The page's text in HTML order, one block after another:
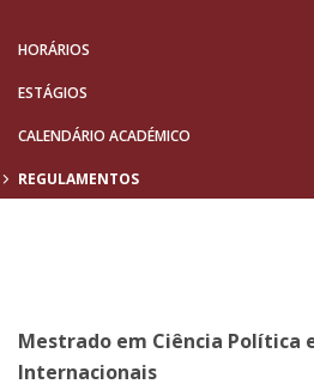
HORÁRIOS
ESTÁGIOS
CALENDÁRIO ACADÉMICO
REGULAMENTOS
Mestrado em Ciência Política
Internacionais